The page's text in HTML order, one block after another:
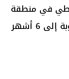
في منطقة
المرج، ولكن محكمة مستأنف جنايات القاهرة قررت تخفيف العقوبة إلى 6 أشهر